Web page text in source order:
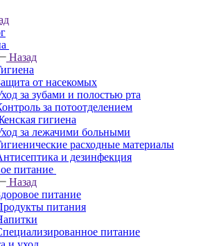
Назад
от насекомых
за зубами и полостью рта
за потоотделением
гигиена
за лежачими больными
расходные материалы
и дезинфекция
питание
Назад
питание
питания
питание